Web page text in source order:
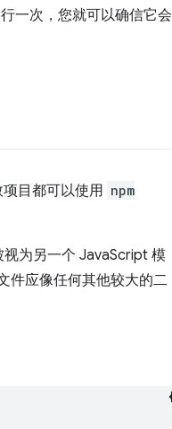
一次，您就可以确信它会
目都可以使用 npm
视为另一个 JavaScript 模
件应像任何其他较大的二